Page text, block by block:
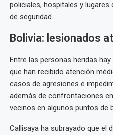
policiales, hospitales y
de seguridad.
Bolivia: lesionados
Entre las personas heridas
que han recibido atención
casos de agresiones e
además de confrontaciones
vecinos en algunos puntos de
Callisaya ha subrayado que el